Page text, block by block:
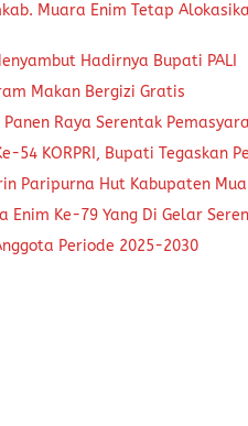
Muara Enim Tetap
Hadirnya Bupati PALI
Makan Bergizi Gratis
Raya Serentak
54 KORPRI, Bupati Tegaskan
Paripurna Hut Kabupaten
Enim Ke-79 Yang Di Gelar
Periode 2025-2030